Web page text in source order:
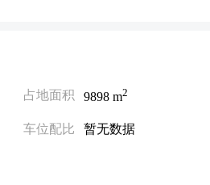
占地面积 9898 m2
车位配比 暂无数据